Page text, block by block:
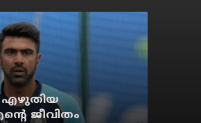
എഴുതിയ
ജീവിതം